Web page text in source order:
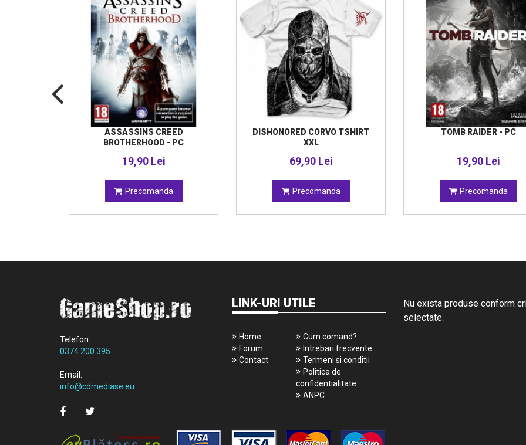
ASSASSINS CREED
BROTHERHOOD - PC
19,90 Lei
Precomanda
DISHONORED CORVO TSHIRT
XXL
69,90 Lei
Precomanda
TOMB RAIDER - PC
19,90 Lei
Precomanda
Telefon:
0374 200 395
Email:
info@cdmediase.eu
LINK-URI UTILE
Home
Forum
Contact
Cum comand?
Intrebari frecvente
Termeni si conditii
Politica de
confidentialitate
ANPC
Nu exista produse conform
selectate.